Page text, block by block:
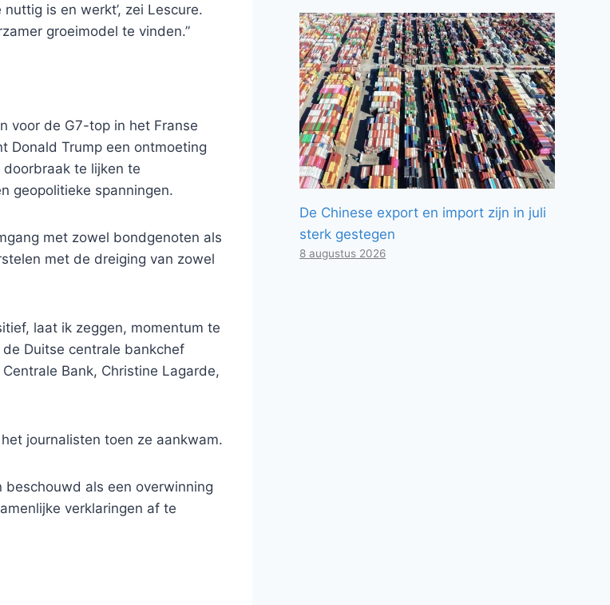
is en werkt’, zei Lescure.
groeimodel te vinden.”
voor de G7-top in het Franse
Donald Trump een ontmoeting
te lijken te
geopolitieke spanningen.
met zowel bondgenoten als
met de dreiging van zowel
laat ik zeggen, momentum te
Duitse centrale bankchef
Bank, Christine Lagarde,
journalisten toen ze aankwam.
als een overwinning
verklaringen af ​​te
De Chinese export en import zijn in juli
sterk gestegen
8 augustus 2026